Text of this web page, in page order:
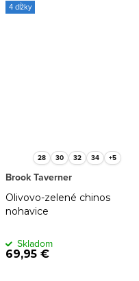
4 dĺžky
28 30 32 34 +5
Olivovo-zelené chinos
nohavice
Brook Taverner
69,95 €
Skladom